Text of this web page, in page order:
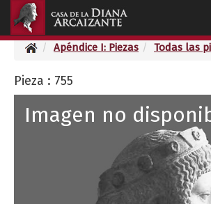
Apéndice I: Piezas Todas las
Pieza : 755
Imagen no